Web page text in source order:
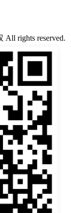
All rights reserved.